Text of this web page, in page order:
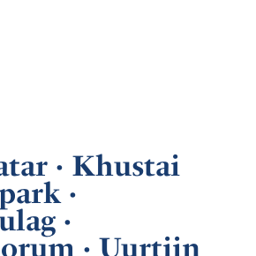
· Khustai
·
·
· Uurtiin